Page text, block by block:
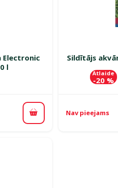
Electronic
l
Pievienot grozam
Sildītājs
Atlaide
-20 %
Nav pieejams